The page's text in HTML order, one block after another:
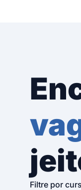
Filtre por